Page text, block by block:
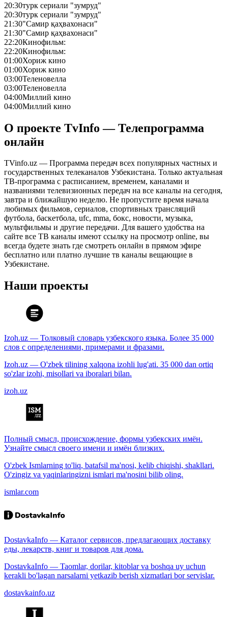
20:30турк сериали "зумруд"
20:30турк сериали "зумруд"
21:30"Самир қаҳвахонаси"
21:30"Самир қаҳвахонаси"
22:20Кинофильм:
22:20Кинофильм:
01:00Хориж кино
01:00Хориж кино
03:00Теленовелла
03:00Теленовелла
04:00Миллий кино
04:00Миллий кино
О проекте TvInfo — Телепрограмма
онлайн
TVinfo.uz — Программа передач всех популярных частных и
государственных телеканалов Узбекистана. Только актуальная
ТВ-программа с расписанием, временем, каналами и
названиями телевизионных передач на все каналы на сегодня,
завтра и ближайшую неделю. Не пропустите время начала
любимых фильмов, сериалов, спортивных трансляций
футбола, баскетбола, ufc, mma, бокс, новости, музыка,
мультфильмы и другие передачи. Для вашего удобства на
сайте все ТВ каналы имеют ссылку на просмотр online, вы
всегда будете знать где смотреть онлайн в прямом эфире
бесплатно или платно лучшие тв каналы вещающие в
Узбекистане.
Наши проекты
Izoh.uz — Толковый словарь узбекского языка. Более 35 000
слов с определениями, примерами и фразами.
Izoh.uz — O'zbek tilining xalqona izohli lug'ati. 35 000 dan ortiq
so'zlar izohi, misollari va iboralari bilan.
izoh.uz
Полный смысл, происхождение, формы узбекских имён.
Узнайте смысл своего имени и имён близких.
O'zbek Ismlarning to'liq, batafsil ma'nosi, kelib chiqishi, shakllari.
O'zingiz va yaqinlaringizni ismlari ma'nosini bilib oling.
ismlar.com
DostavkaInfo — Каталог сервисов, предлагающих доставку
еды, лекарств, книг и товаров для дома.
DostavkaInfo — Taomlar, dorilar, kitoblar va boshqa uy uchun
kerakli bo'lagan narsalarni yetkazib berish xizmatlari bor servislar.
dostavkainfo.uz